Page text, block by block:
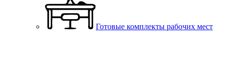
Готовые комплекты рабочих мест